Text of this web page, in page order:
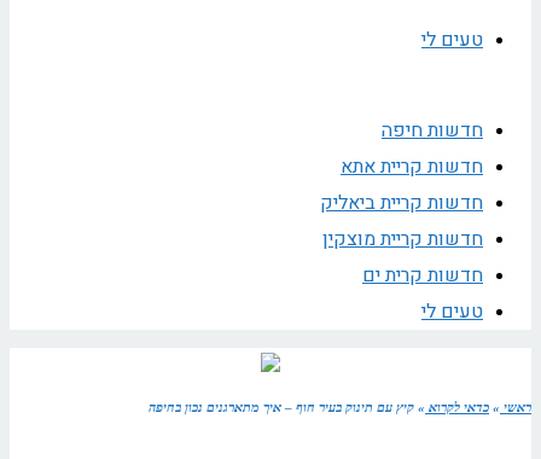
טעים לי
חדשות חיפה
חדשות קריית אתא
חדשות קריית ביאליק
חדשות קריית מוצקין
חדשות קרית ים
טעים לי
ראשי » כדאי לקרוא » קיץ עם תינוק בעיר חוף – איך מתארגנים נכון בחיפה